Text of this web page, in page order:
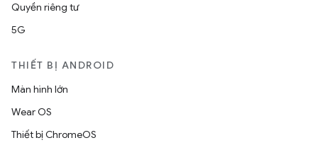
Quyền riêng tư
5G
THIẾT BỊ ANDROID
Màn hình lớn
Wear OS
Thiết bị ChromeOS